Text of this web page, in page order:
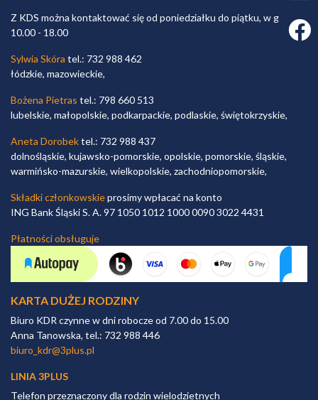
Z KDS można kontaktować się od poniedziałku do piątku, w godz.
10.00 - 18.00
Sylwia Skóra tel.: 732 988 462
łódzkie, mazowieckie,
Bożena Pietras tel.: 798 660 513
lubelskie, małopolskie, podkarpackie, podlaskie, świętokrzyskie,
Aneta Dorobektel.: 732 988 437
dolnośląskie, kujawsko-pomorskie, opolskie, pomorskie, śląskie,
warmińsko-mazurskie, wielkopolskie, zachodniopomorskie,
Składki członkowskieprosimy wpłacać na konto
ING Bank Śląski S. A. 97 1050 1012 1000 0090 3022 4431
Płatności obsługuje
KARTA DUŻEJ RODZINY
Biuro KDR czynne w dni robocze od 7.00 do 15.00
Anna Tanowska, tel.: 732 988 446
biuro_kdr@3plus.pl
LINIA 3PLUS
Telefon przeznaczony dla rodzin wielodzietnych